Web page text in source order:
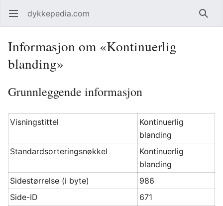
Åpne hovedmenyen dykkepedia.com Søk
Informasjon om «Kontinuerlig
blanding»
Grunnleggende informasjon
Visningstittel
Kontinuerlig
blanding
Standardsorteringsnøkkel
Kontinuerlig
blanding
Sidestørrelse (i byte)
986
Side-ID
671